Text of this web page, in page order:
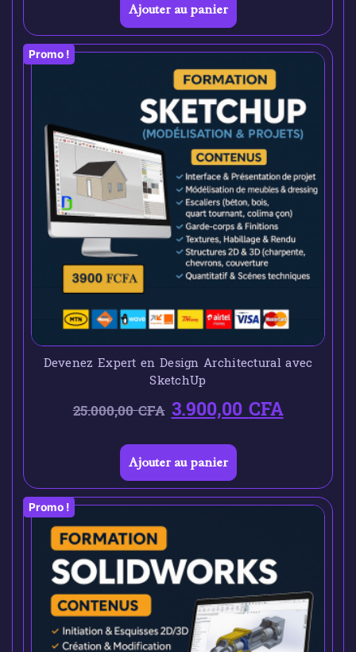
Ajouter au panier
Promo !
Devenez Expert en Design Architectural avec
SketchUp
25.000,00CFA 3.900,00CFA
Ajouter au panier
Promo !